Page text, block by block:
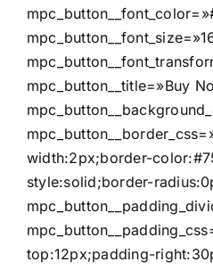
mpc_button__title=»Buy
width:2px;border-
style:solid;border-
top:12px;padding-